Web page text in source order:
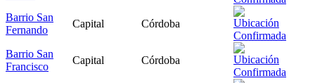
Barrio San
Fernando
Capital Córdoba
Barrio San
Francisco
Capital Córdoba